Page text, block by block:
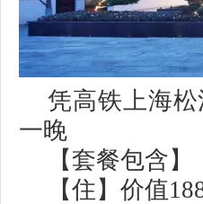
凭高铁上海
一晚
【套餐包含】
【住】价值